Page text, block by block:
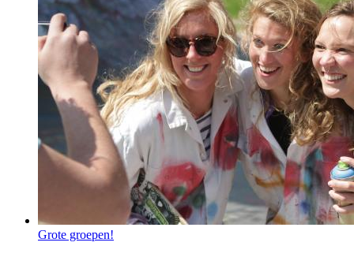
Grote groepen!